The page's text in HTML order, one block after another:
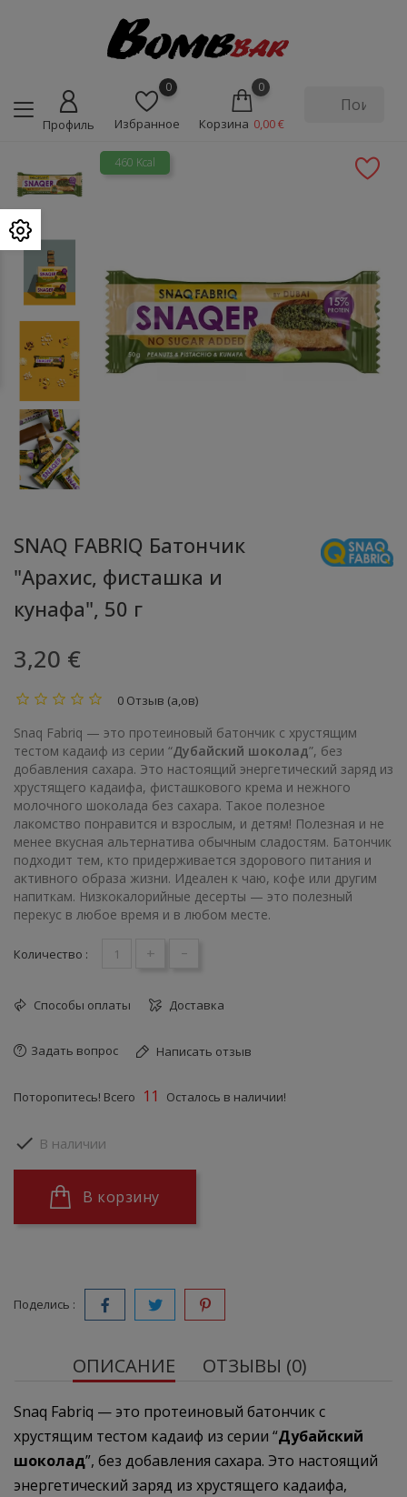
Профиль
0
Избранное
0
Корзина 0,00 €
460 Kcal
SNAQ FABRIQ Батончик
"Арахис, фисташка и
кунафа", 50 г
3,20 €
0 Отзыв (а,ов)
Snaq Fabriq — это протеиновый батончик с хрустящим
тестом кадаиф из серии “Дубайский шоколад”, без
добавления сахара. Это настоящий энергетический заряд из
хрустящего кадаифа, фисташкового крема и нежного
молочного шоколада без сахара. Такое полезное
лакомство понравится и взрослым, и детям! Полезная и не
менее вкусная альтернатива обычным сладостям. Батончик
подходит тем, кто придерживается здорового питания и
активного образа жизни. Идеален к чаю, кофе или другим
напиткам. Низкокалорийные десерты — это полезный
перекус в любое время и в любом месте.
Количество : + -
Способы оплаты Доставка
Задать вопрос Написать отзыв
Поторопитесь! Всего 11 Осталось в наличии!
 В наличии
В корзину
Поделись :
ОПИСАНИЕ ОТЗЫВЫ (0)
Snaq Fabriq — это протеиновый батончик с
хрустящим тестом кадаиф из серии “Дубайский
шоколад”, без добавления сахара. Это настоящий
энергетический заряд из хрустящего кадаифа,